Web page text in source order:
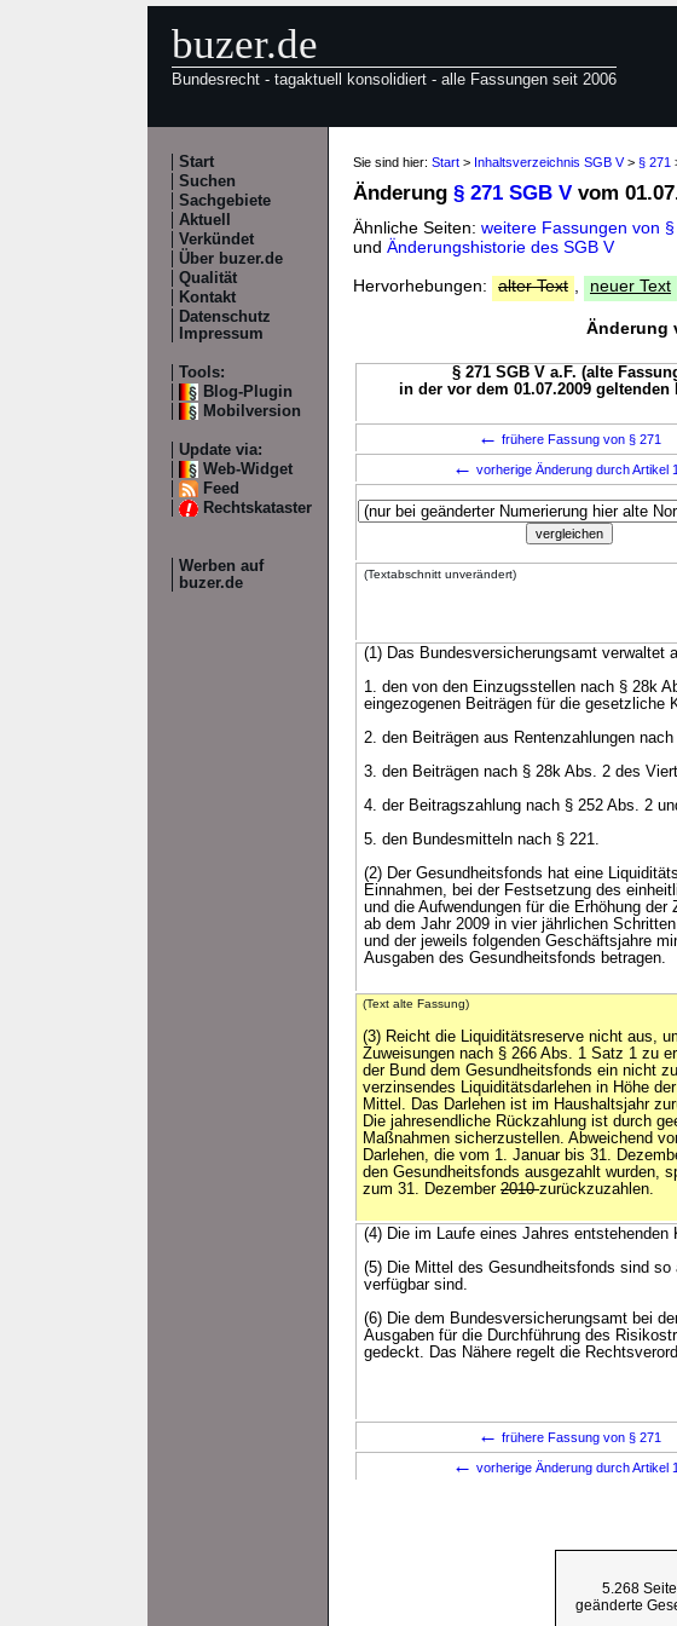
buzer.de
Bundesrecht - tagaktuell konsolidiert - alle Fassungen seit 2006
Start
Suchen
Sachgebiete
Aktuell
Verkündet
Über buzer.de
Qualität
Kontakt
Datenschutz
Impressum
Tools:
Blog-Plugin
Mobilversion
Update via:
Web-Widget
Feed
Rechtskataster
Werben auf
buzer.de
Sie sind hier: Start > Inhaltsverzeichnis SGB V> § 271
Änderung § 271 SGB V vom
Ähnliche Seiten: weitere Fassungen von
und Änderungshistorie des SGB V
Hervorhebungen:
alter Text neuer Text
Änderung
§ 271 SGB V a.F. (alte
in der vor dem 01.07.2009 geltenden
← frühere Fassung von § 271
← vorherige Änderung durch Artikel
(Textabschnitt unverändert)
(1) Das Bundesversicherungsamt verwaltet
1. den von den Einzugsstellen nach § 28k
eingezogenen Beiträgen für die gesetzliche
2. den Beiträgen aus Rentenzahlungen nach
3. den Beiträgen nach § 28k Abs. 2 des
4. der Beitragszahlung nach § 252 Abs. 2
5. den Bundesmitteln nach § 221.
(2) Der Gesundheitsfonds hat eine
Einnahmen, bei der Festsetzung des
und die Aufwendungen für die Erhöhung
ab dem Jahr 2009 in vier jährlichen
und der jeweils folgenden Geschäftsjahre
Ausgaben des Gesundheitsfonds betragen.
(Text alte Fassung)
(3) Reicht die Liquiditätsreserve nicht aus,
Zuweisungen nach § 266 Abs. 1 Satz 1 zu
der Bund dem Gesundheitsfonds ein nicht zu
verzinsendes Liquiditätsdarlehen in Höhe
Mittel. Das Darlehen ist im Haushaltsjahr
Die jahresendliche Rückzahlung ist durch
Maßnahmen sicherzustellen. Abweichend
Darlehen, die vom 1. Januar bis 31.
den Gesundheitsfonds ausgezahlt wurden,
zum 31. Dezember 2010zurückzuzahlen.
(4) Die im Laufe eines Jahres entstehenden
(5) Die Mittel des Gesundheitsfonds sind
verfügbar sind.
(6) Die dem Bundesversicherungsamt bei
Ausgaben für die Durchführung des
gedeckt. Das Nähere regelt die
← frühere Fassung von § 271
← vorherige Änderung durch Artikel
5.268
geänderte